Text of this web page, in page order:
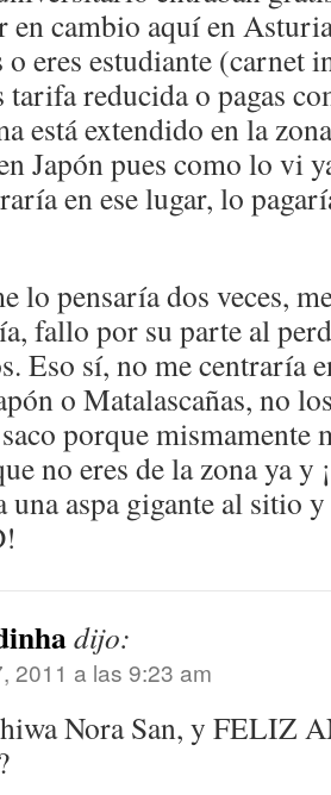
en cambio aquí en
o eres estudiante
tarifa reducida o pagas
está extendido en la
Japón pues como lo vi
en ese lugar, lo
lo pensaría dos veces,
fallo por su parte al
Eso sí, no me centraría
o Matalascañas, no
porque mismamente
no eres de la zona ya y
aspa gigante al sitio y
dijo:
2011 a las 9:23 am
Nora San, y FELIZ